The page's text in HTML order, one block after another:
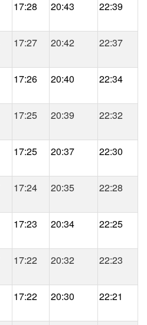
17:28 20:43 22:39
17:27 20:42 22:37
17:26 20:40 22:34
17:25 20:39 22:32
17:25 20:37 22:30
17:24 20:35 22:28
17:23 20:34 22:25
17:22 20:32 22:23
17:22 20:30 22:21